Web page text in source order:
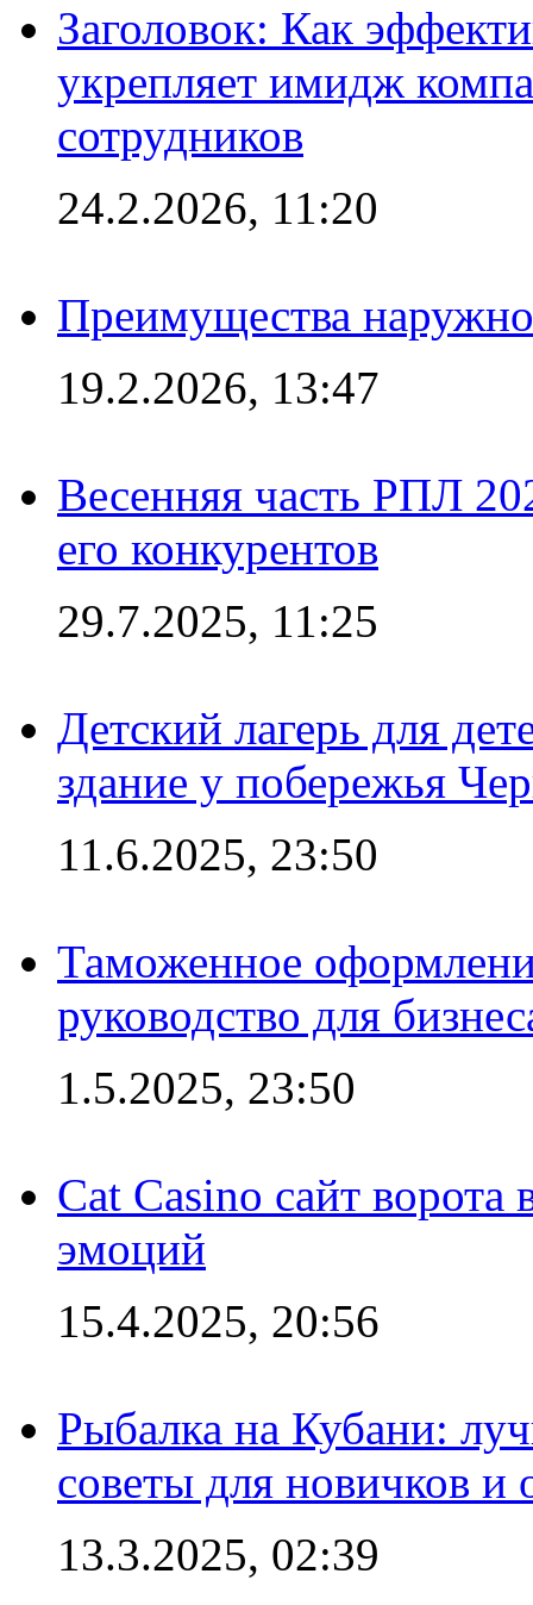
Заголовок: Как
укрепляет имидж
сотрудников
24.2.2026, 11:20
Преимущества
19.2.2026, 13:47
Весенняя часть РПЛ
его конкурентов
29.7.2025, 11:25
Детский лагерь для
здание у побережья
11.6.2025, 23:50
Таможенное
руководство для
1.5.2025, 23:50
Cat Casino сайт
эмоций
15.4.2025, 20:56
Рыбалка на Кубани:
советы для новичков
13.3.2025, 02:39